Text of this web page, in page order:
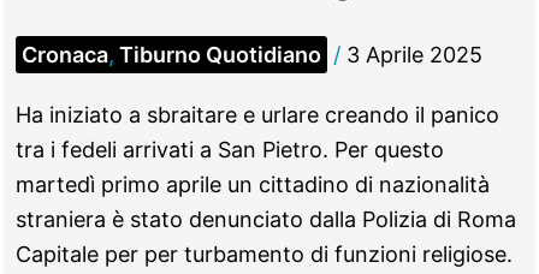
Cronaca, Tiburno Quotidiano / 3 Aprile 2025
Ha iniziato a sbraitare e urlare creando il panico
tra i fedeli arrivati a San Pietro. Per questo
martedì primo aprile un cittadino di nazionalità
straniera è stato denunciato dalla Polizia di Roma
Capitale per per turbamento di funzioni religiose.